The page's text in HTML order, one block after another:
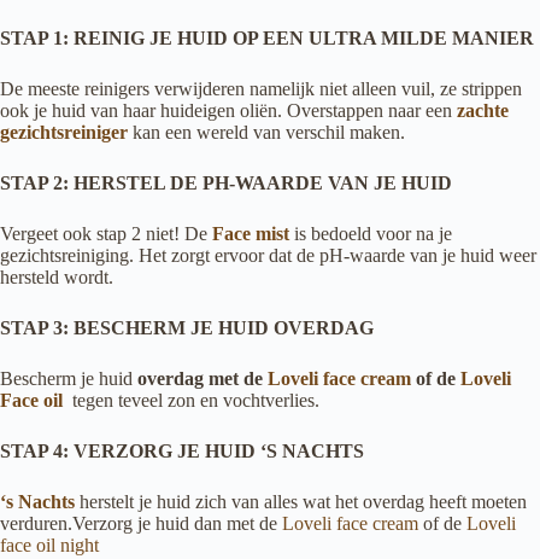
STAP 1: REINIG JE HUID OP EEN ULTRA MILDE MANIER
De meeste reinigers verwijderen namelijk niet alleen vuil, ze strippen
ook je huid van haar huideigen oliën. Overstappen naar een zachte
gezichtsreiniger kan een wereld van verschil maken.
STAP 2: HERSTEL DE PH-WAARDE VAN JE HUID
Vergeet ook stap 2 niet! De Face mist is bedoeld voor na je
gezichtsreiniging. Het zorgt ervoor dat de pH-waarde van je huid weer
hersteld wordt.
STAP 3: BESCHERM JE HUID OVERDAG
Bescherm je huid overdag met de Loveli face cream of de Loveli
Face oil tegen teveel zon en vochtverlies.
STAP 4: VERZORG JE HUID ‘S NACHTS
‘s Nachts herstelt je huid zich van alles wat het overdag heeft moeten
verduren.Verzorg je huid dan met de Loveli face cream of de Loveli
face oil night